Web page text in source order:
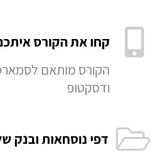
קחו את הקורס
הקורס מותאם
ודסקטופ
דפי נוסחאות ובנק